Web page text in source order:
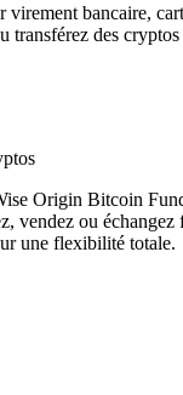
virement bancaire,
transférez des
Origin Bitcoin
vendez ou échangez
une flexibilité totale.